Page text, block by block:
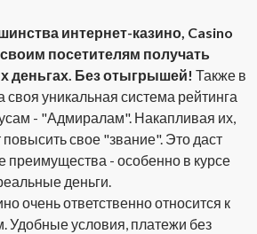
интернет-казино, Casino
посетителям получать
деньгах. Без отыгрышей! Также в
уникальная система рейтинга
- "Адмиралам". Накапливая их,
свое "звание". Это даст
преимущества - особенно в курсе
деньги.
очень ответственно относится к
Удобные условия, платежи без